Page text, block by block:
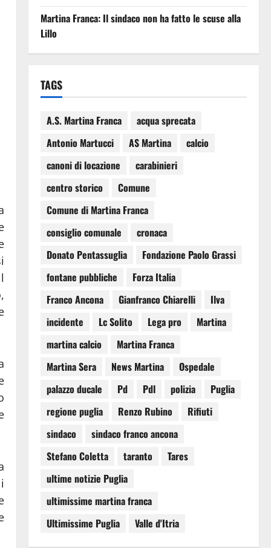
Martina Franca: Il sindaco non ha fatto le scuse alla
Lillo
TAGS
A.S. Martina Franca
acqua sprecata
Antonio Martucci
AS Martina
calcio
canoni di locazione
carabinieri
centro storico
Comune
Comune di Martina Franca
consiglio comunale
cronaca
Donato Pentassuglia
Fondazione Paolo Grassi
fontane pubbliche
Forza Italia
Franco Ancona
Gianfranco Chiarelli
Ilva
incidente
Lc Solito Lega pro
Martina
martina calcio
Martina Franca
Martina Sera
News Martina
Ospedale
palazzo ducale
Pd Pdl polizia
Puglia
regione puglia
Renzo Rubino
Rifiuti
sindaco
sindaco franco ancona
Stefano Coletta
taranto
Tares
ultime notizie Puglia
ultimissime martina franca
Ultimissime Puglia
Valle d'Itria